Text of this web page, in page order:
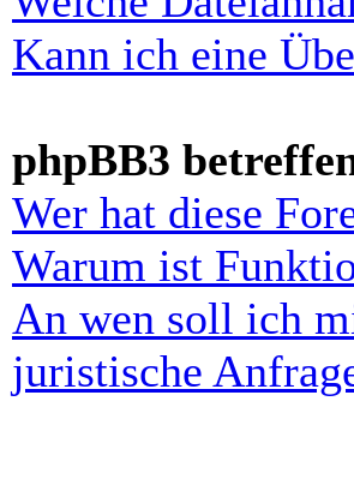
Kann ich eine
phpBB3
Wer hat diese
Warum ist
An wen soll ich
juristische